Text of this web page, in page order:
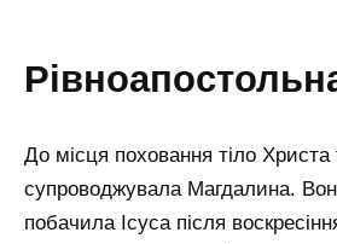
До місця поховання тіло Христа
супроводжувала Магдалина.
побачила Ісуса після